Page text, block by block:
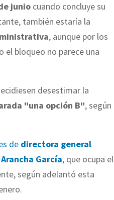
junio cuando concluye su
también estaría la
, aunque por los
el bloqueo no parece una
desestimar la
"una opción B", según
de directora general
Arancha García, que ocupa el
según adelantó esta